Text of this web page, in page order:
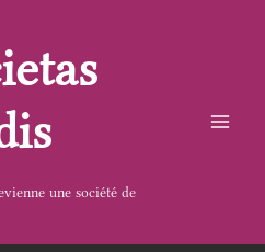
une société de